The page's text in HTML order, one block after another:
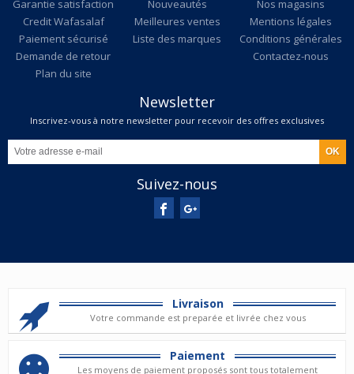
Garantie satisfaction
Credit Wafasalaf
Paiement sécurisé
Demande de retour
Plan du site
Nouveautés
Meilleures ventes
Liste des marques
Nos magasins
Mentions légales
Conditions générales
Contactez-nous
Newsletter
Inscrivez-vous à notre newsletter pour recevoir des offres exclusives
Suivez-nous
Livraison
Votre commande est preparée et livrée chez vous
Paiement
Les moyens de paiement proposés sont tous totalement